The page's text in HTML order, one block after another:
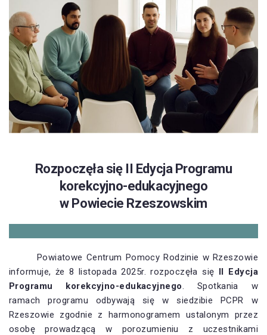
Rozpoczęła się II Edycja Programu
korekcyjno-edukacyjnego
w Powiecie Rzeszowskim
Powiatowe Centrum Pomocy Rodzinie w Rzeszowie
informuje, że 8 listopada 2025r. rozpoczęła się II Edycja
Programu korekcyjno-edukacyjnego. Spotkania w
ramach programu odbywają się w siedzibie PCPR w
Rzeszowie zgodnie z harmonogramem ustalonym przez
osobę prowadzącą w porozumieniu z uczestnikami